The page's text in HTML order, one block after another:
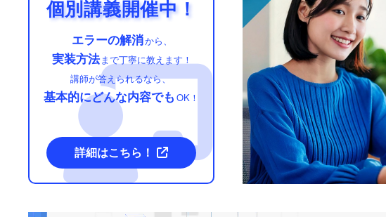
個別講義開催中！
エラーの解消から、
実装方法まで丁寧に教えます！
講師が答えられるなら、
基本的にどんな内容でも OK！
詳細はこちら！